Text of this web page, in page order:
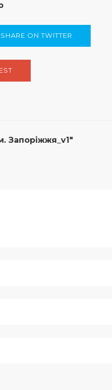
SHARE ON TWITTER
Запоріжжя_v1"